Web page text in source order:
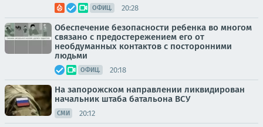
ОФИЦ. 20:28
Обеспечение безопасности ребенка во многом
связано с предостережением его от
необдуманных контактов с посторонними
людьми
ОФИЦ. 20:18
На запорожском направлении ликвидирован
начальник штаба батальона ВСУ
СМИ 20:12